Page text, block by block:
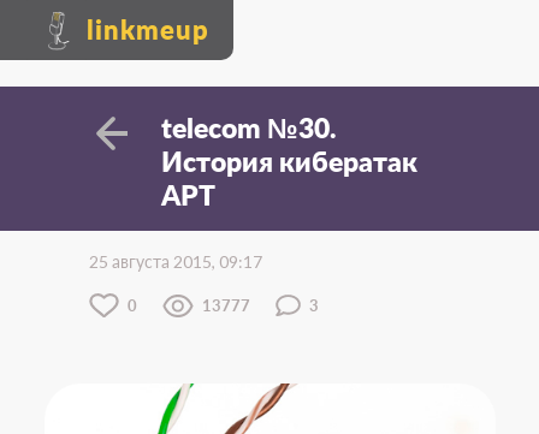
linkmeup
telecom №30.
История кибератак
APT
25 августа 2015, 09:17
0 13777 3